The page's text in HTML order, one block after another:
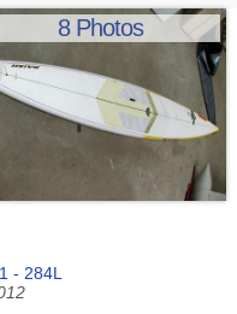
8 Photos
- 284L